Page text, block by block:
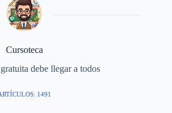
Cursoteca
debe llegar a todos
1491